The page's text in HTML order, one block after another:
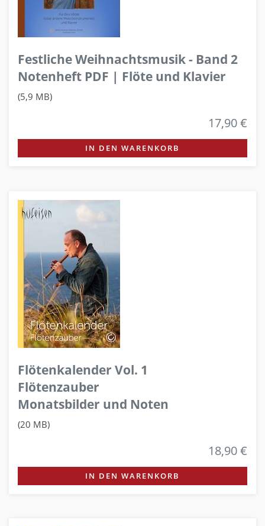
Festliche Weihnachtsmusik - Band 2
Notenheft PDF | Flöte und Klavier
(5,9 MB)
17,90 €
IN DEN WARENKORB
Flötenkalender Vol. 1
Flötenzauber
Monatsbilder und Noten
(20 MB)
18,90 €
IN DEN WARENKORB